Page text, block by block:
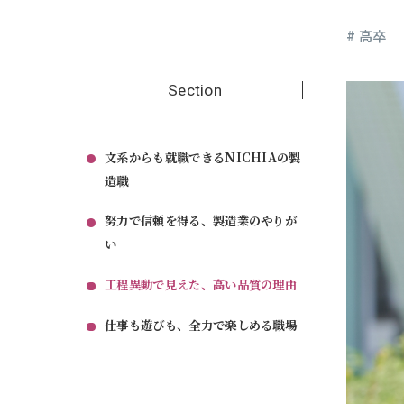
Section
文系からも就職できるNICHIAの製
造職
努力で信頼を得る、製造業のやりが
い
工程異動で見えた、高い品質の理由
仕事も遊びも、全力で楽しめる職場
# 高卒